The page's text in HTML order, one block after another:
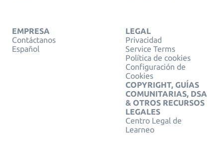
EMPRESA
Contáctanos
Español
LEGAL
Privacidad
Service Terms
Política de cookies
Configuración de
Cookies
COPYRIGHT, GUÍAS
COMUNITARIAS, DSA
& OTROS RECURSOS
LEGALES
Centro Legal de
Learneo